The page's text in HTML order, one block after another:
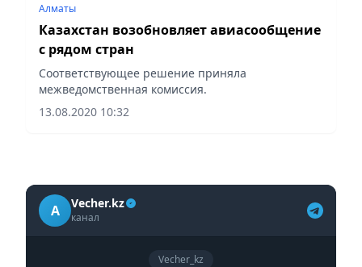
Алматы
Казахстан возобновляет авиасообщение
с рядом стран
Соответствующее решение приняла
межведомственная комиссия.
13.08.2020 10:32
A Vecher.kz
канал
Vecher_kz